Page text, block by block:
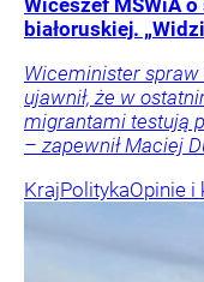
białoruskiej.
Wiceminister
ujawnił, że w
migrantami testują
– zapewnił Maciej
KrajPolitykaOpinie i